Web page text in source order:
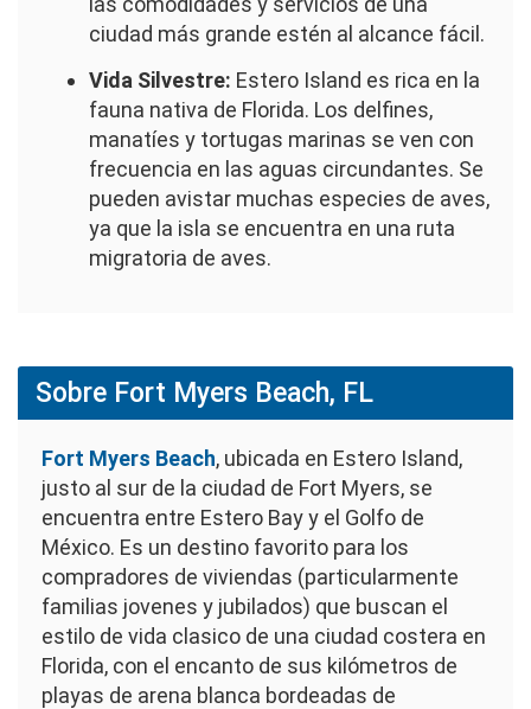
ciudad más grande estén al alcance fácil.
Vida Silvestre: Estero Island es rica en la
fauna nativa de Florida. Los delfines,
manatíes y tortugas marinas se ven con
frecuencia en las aguas circundantes. Se
pueden avistar muchas especies de aves,
ya que la isla se encuentra en una ruta
migratoria de aves.
Sobre Fort Myers Beach, FL
Fort Myers Beach, ubicada en Estero Island,
justo al sur de la ciudad de Fort Myers, se
encuentra entre Estero Bay y el Golfo de
México. Es un destino favorito para los
compradores de viviendas (particularmente
familias jovenes y jubilados) que buscan el
estilo de vida clasico de una ciudad costera en
Florida, con el encanto de sus kilómetros de
playas de arena blanca bordeadas de